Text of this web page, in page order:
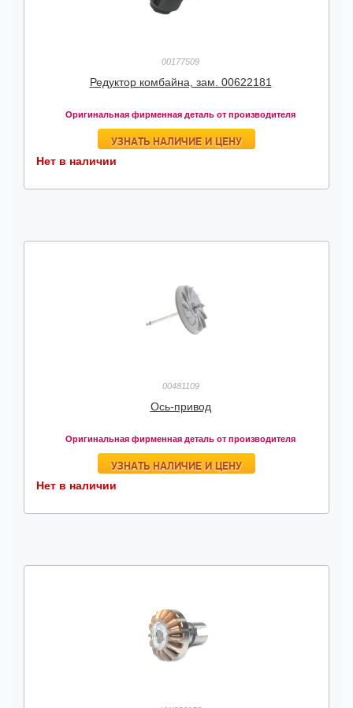
00177509
Редуктор комбайна, зам. 00622181
Оригинальная фирменная деталь от производителя
УЗНАТЬ НАЛИЧИЕ И ЦЕНУ
Нет в наличии
00481109
Ось-привод
Оригинальная фирменная деталь от производителя
УЗНАТЬ НАЛИЧИЕ И ЦЕНУ
Нет в наличии